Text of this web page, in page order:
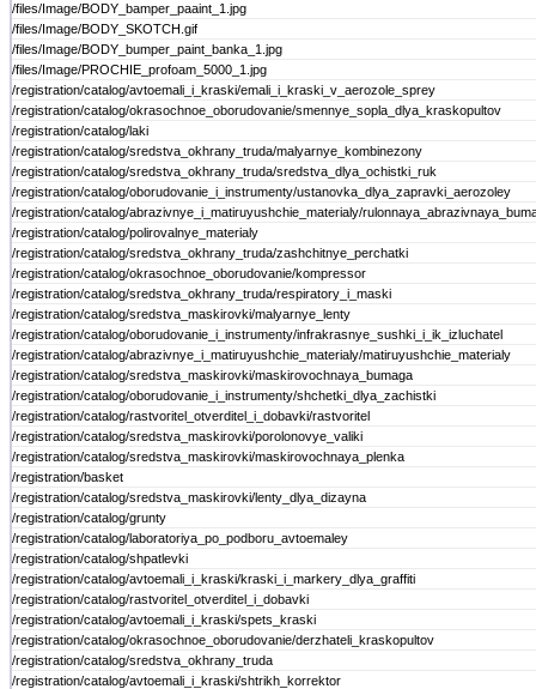
/files/Image/BODY_bamper_paaint_1.jpg
/files/Image/BODY_SKOTCH.gif
/files/Image/BODY_bumper_paint_banka_1.jpg
/files/Image/PROCHIE_profoam_5000_1.jpg
/registration/catalog/avtoemali_i_kraski/emali_i_kraski_v_aerozole_sprey
/registration/catalog/okrasochnoe_oborudovanie/smennye_sopla_dlya_kraskopultov
/registration/catalog/laki
/registration/catalog/sredstva_okhrany_truda/malyarnye_kombinezony
/registration/catalog/sredstva_okhrany_truda/sredstva_dlya_ochistki_ruk
/registration/catalog/oborudovanie_i_instrumenty/ustanovka_dlya_zapravki_aerozoley
/registration/catalog/abrazivnye_i_matiruyushchie_materialy/
/registration/catalog/polirovalnye_materialy
/registration/catalog/sredstva_okhrany_truda/zashchitnye_perchatki
/registration/catalog/okrasochnoe_oborudovanie/kompressor
/registration/catalog/sredstva_okhrany_truda/respiratory_i_maski
/registration/catalog/sredstva_maskirovki/malyarnye_lenty
/registration/catalog/oborudovanie_i_instrumenty/infrakrasnye_sushki_i_ik_izluchatel
/registration/catalog/abrazivnye_i_matiruyushchie_materialy/matiruyushchie_materialy
/registration/catalog/sredstva_maskirovki/maskirovochnaya_bumaga
/registration/catalog/oborudovanie_i_instrumenty/shchetki_dlya_zachistki
/registration/catalog/rastvoritel_otverditel_i_dobavki/rastvoritel
/registration/catalog/sredstva_maskirovki/porolonovye_valiki
/registration/catalog/sredstva_maskirovki/maskirovochnaya_plenka
/registration/basket
/registration/catalog/sredstva_maskirovki/lenty_dlya_dizayna
/registration/catalog/grunty
/registration/catalog/laboratoriya_po_podboru_avtoemaley
/registration/catalog/shpatlevki
/registration/catalog/avtoemali_i_kraski/kraski_i_markery_dlya_graffiti
/registration/catalog/rastvoritel_otverditel_i_dobavki
/registration/catalog/avtoemali_i_kraski/spets_kraski
/registration/catalog/okrasochnoe_oborudovanie/derzhateli_kraskopultov
/registration/catalog/sredstva_okhrany_truda
/registration/catalog/avtoemali_i_kraski/shtrikh_korrektor